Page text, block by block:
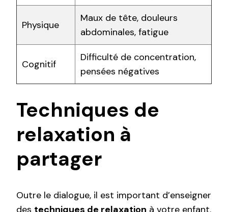
Physique
Maux de tête, douleurs
abdominales, fatigue
Cognitif
Difficulté de concentration,
pensées négatives
Techniques de
relaxation à
partager
Outre le dialogue, il est important d’enseigner
des techniques de relaxation à votre enfant.